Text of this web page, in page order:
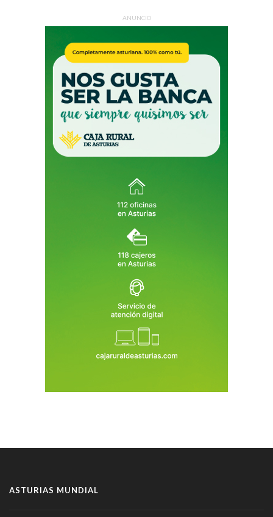
ANUNCIO
ASTURIAS MUNDIAL